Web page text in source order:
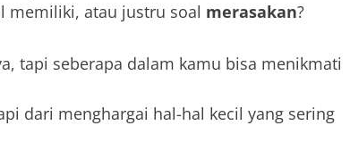
memiliki, atau justru soal merasakan?
tapi seberapa dalam kamu bisa menikmati
dari menghargai hal-hal kecil yang sering